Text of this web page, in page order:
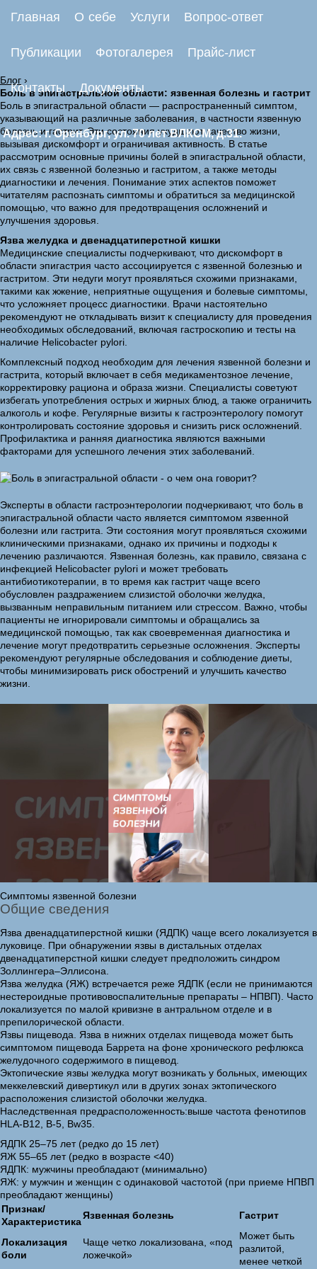
Главная О себе Услуги Вопрос-ответ
Публикации Фотогалерея Прайс-лист
Контакты Документы
Адрес: г. Оренбург, ул. 70 лет ВЛКСМ, д.31.
Блог ›
Боль в эпигастральной области: язвенная болезнь и гастрит
Боль в эпигастральной области — распространенный симптом,
указывающий на различные заболевания, в частности язвенную
болезнь и гастрит. Эти состояния ухудшают качество жизни,
вызывая дискомфорт и ограничивая активность. В статье
рассмотрим основные причины болей в эпигастральной области,
их связь с язвенной болезнью и гастритом, а также методы
диагностики и лечения. Понимание этих аспектов поможет
читателям распознать симптомы и обратиться за медицинской
помощью, что важно для предотвращения осложнений и
улучшения здоровья.
Язва желудка и двенадцатиперстной кишки
Медицинские специалисты подчеркивают, что дискомфорт в
области эпигастрия часто ассоциируется с язвенной болезнью и
гастритом. Эти недуги могут проявляться схожими признаками,
такими как жжение, неприятные ощущения и болевые симптомы,
что усложняет процесс диагностики. Врачи настоятельно
рекомендуют не откладывать визит к специалисту для проведения
необходимых обследований, включая гастроскопию и тесты на
наличие Helicobacter pylori.
Комплексный подход необходим для лечения язвенной болезни и
гастрита, который включает в себя медикаментозное лечение,
корректировку рациона и образа жизни. Специалисты советуют
избегать употребления острых и жирных блюд, а также ограничить
алкоголь и кофе. Регулярные визиты к гастроэнтерологу помогут
контролировать состояние здоровья и снизить риск осложнений.
Профилактика и ранняя диагностика являются важными
факторами для успешного лечения этих заболеваний.
Эксперты в области гастроэнтерологии подчеркивают, что боль в
эпигастральной области часто является симптомом язвенной
болезни или гастрита. Эти состояния могут проявляться схожими
клиническими признаками, однако их причины и подходы к
лечению различаются. Язвенная болезнь, как правило, связана с
инфекцией Helicobacter pylori и может требовать
антибиотикотерапии, в то время как гастрит чаще всего
обусловлен раздражением слизистой оболочки желудка,
вызванным неправильным питанием или стрессом. Важно, чтобы
пациенты не игнорировали симптомы и обращались за
медицинской помощью, так как своевременная диагностика и
лечение могут предотвратить серьезные осложнения. Эксперты
рекомендуют регулярные обследования и соблюдение диеты,
чтобы минимизировать риск обострений и улучшить качество
жизни.
Симптомы язвенной болезни
Общие сведения
Язва двенадцатиперстной кишки (ЯДПК) чаще всего локализуется в
луковице. При обнаружении язвы в дистальных отделах
двенадцатиперстной кишки следует предположить синдром
Золлингера–Эллисона.
Язва желудка (ЯЖ) встречается реже ЯДПК (если не принимаются
нестероидные противовоспалительные препараты – НПВП). Часто
локализуется по малой кривизне в антральном отделе и в
препилорической области.
Язвы пищевода. Язва в нижних отделах пищевода может быть
симптомом пищевода Баррета на фоне хронического рефлюкса
желудочного содержимого в пищевод.
Эктопические язвы желудка могут возникать у больных, имеющих
меккелевский дивертикул или в других зонах эктопического
расположения слизистой оболочки желудка.
Наследственная предрасположенность:выше частота фенотипов
HLA-B12, B-5, Bw35.
ЯДПК 25–75 лет (редко до 15 лет)
ЯЖ 55–65 лет (редко в возрасте <40)
ЯДПК: мужчины преобладают (минимально)
ЯЖ: у мужчин и женщин с одинаковой частотой (при приеме НПВП
преобладают женщины)
Признак/
Характеристика
Язвенная болезнь Гастрит
Локализация
боли
Чаще четко локализована, «под
ложечкой»
Может быть
разлитой,
менее четкой